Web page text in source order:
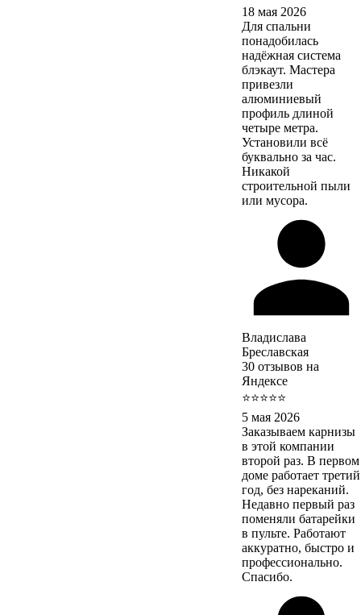
18 мая 2026
Для спальни
понадобилась
надёжная система
блэкаут. Мастера
привезли
алюминиевый
профиль длиной
четыре метра.
Установили всё
буквально за час.
Никакой
строительной пыли
или мусора.
Владислава
Бреславская
30 отзывов на
Яндексе
⭐⭐⭐⭐⭐
5 мая 2026
Заказываем карнизы
в этой компании
второй раз. В первом
доме работает третий
год, без нареканий.
Недавно первый раз
поменяли батарейки
в пульте. Работают
аккуратно, быстро и
профессионально.
Спасибо.